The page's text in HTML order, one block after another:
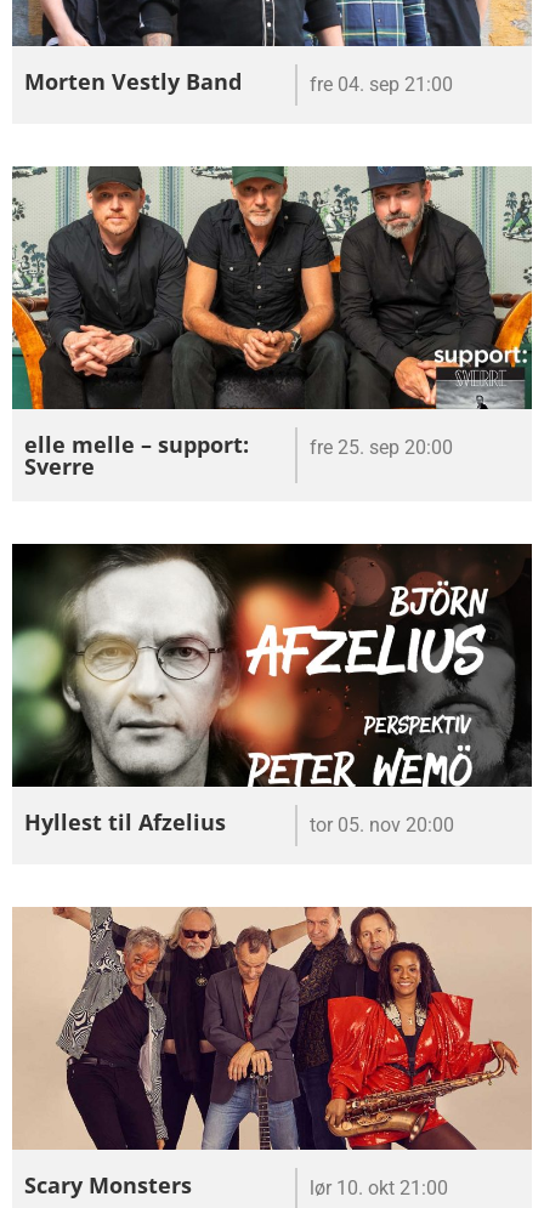
Morten Vestly Band fre 04. sep 21:00
elle melle – support:
Sverre
fre 25. sep 20:00
Hyllest til Afzelius tor 05. nov 20:00
Scary Monsters lør 10. okt 21:00